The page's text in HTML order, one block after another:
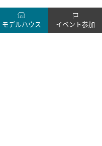
モデルハウス イベント参加